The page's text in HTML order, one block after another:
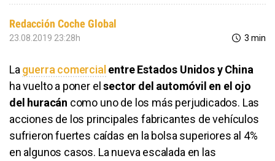
Redacción Coche Global
23.08.2019 23:28h 3 min
La guerra comercialentre Estados Unidos y China
ha vuelto a poner elsector del automóvil en el ojo
del huracán como uno de los más perjudicados. Las
acciones de los principales fabricantes de vehículos
sufrieron fuertes caídas en la bolsa superiores al 4%
en algunos casos. La nueva escalada en las